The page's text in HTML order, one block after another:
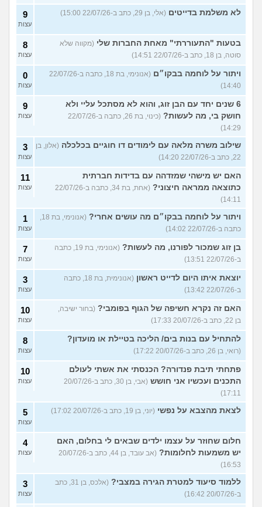
לא משלמת בדייטים (אלי, בן 29, כתב ב-22/07/26 15:00) 9
עצות
בטעות "התעוררתי" מאחת החברות שלי (מקווה שלא
סוטה, בן 18, כתב ב-22/07/26 14:51)
8
עצות
ויתור על לוחמה בבקו״ם
(אנונימי, בת 18, כתבה ב-22/07/26
14:40)
0
עצות
6 שנים יחד עם הבן זוג, והוא לא מסתכל עליי ולא
חושק בי, מה לעשות?
(כינוי, בת 26, כתבה ב-22/07/26
14:29)
9
עצות
שילוב משרה מלאה עם לימודים דו חוגיים בכלכלה (אלון, בן
22, כתב ב-22/07/26 14:20)
3
עצות
האם יש מישהי שמזדהה עם בדידות חברתית
כתוצאה ממראה חיצוני?
(אחת, בת 34, כתבה ב-22/07/26
14:11)
11
עצות
ויתור על לוחמה בבקו״ם מה עושים אחרי?
כתבה ב-22/07/26 14:02)
1
עצות
בן זוג שמכור לפורנו, מה לעשות?
(אנונימי, בת 19, כתבה
ב-22/07/26 13:51)
7
עצות
יוצאת איתו היום לדייט ראשון
(אנונימית, בת 18, כתבה
ב-22/07/26 13:42)
3
עצות
האם זה נקרא חשיפה של הגוף בפומבי? (בחור ישיבה,
בן 22, כתב ב-20/07/26 17:33)
10
עצות
להתחיל עם בנות בים/ הליכה בטיילת או מועדון?
(רואי, בן 26, כתב ב-20/07/26 17:22)
8
עצות
פתחתי תיבת פנדורה? הכנסתי את אשתי לעולם
התכנים ועכשיו אני חושש
(אבי, בן 30, כתב ב-20/07/26
17:11)
10
עצות
לצאת מהצבא על נפשי (יוני, בן 19, כתב ב-20/07/26 17:02) 5
עצות
חלום שחוזר על עצמו ילדים שבאים לי בחלום, האם
יש משמעות לחלומות?
(אב עובד, בן 44, כתב ב-20/07/26
16:53)
4
עצות
ללמוד סיעוד למטרת הגירה במצבי?
(אלכס, בן 31, כתב
ב-20/07/26 16:42)
3
עצות